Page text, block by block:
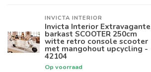
INVICTA INTERIOR
Invicta Interior Extravagante
barkast SCOOTER 250cm
witte retro console scooter
met mangohout upcycling -
42104
Op voorraad